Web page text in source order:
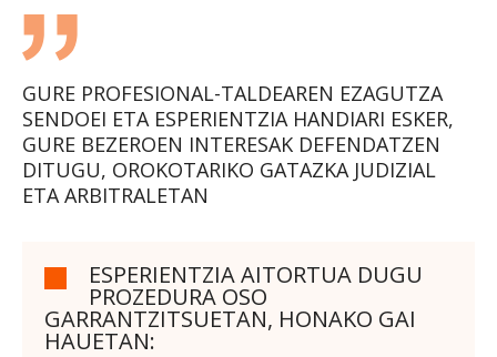
GURE PROFESIONAL-TALDEAREN EZAGUTZA
SENDOEI ETA ESPERIENTZIA HANDIARI ESKER,
GURE BEZEROEN INTERESAK DEFENDATZEN
DITUGU, OROKOTARIKO GATAZKA JUDIZIAL
ETA ARBITRALETAN
ESPERIENTZIA AITORTUA DUGU
PROZEDURA OSO
GARRANTZITSUETAN, HONAKO GAI
HAUETAN: